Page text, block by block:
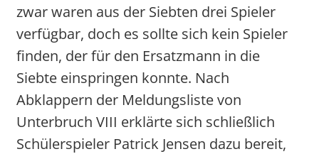
zwar waren aus der Siebten drei Spieler
verfügbar, doch es sollte sich kein Spieler
finden, der für den Ersatzmann in die
Siebte einspringen konnte. Nach
Abklappern der Meldungsliste von
Unterbruch VIII erklärte sich schließlich
Schülerspieler Patrick Jensen dazu bereit,